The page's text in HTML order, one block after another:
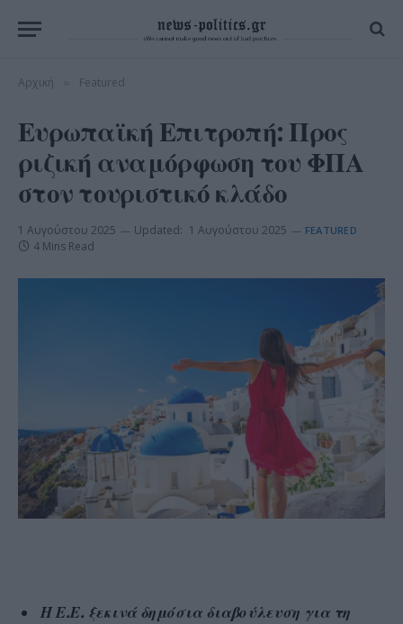
Αρχική Featured
Ευρωπαϊκή Επιτροπή: Προς
ριζική αναμόρφωση του ΦΠΑ
στον τουριστικό κλάδο
1 Αυγούστου 2025 Updated: 1 Αυγούστου 2025 FEATURED
4 Mins Read
Η Ε.Ε. ξεκινά δημόσια διαβούλευση για τη